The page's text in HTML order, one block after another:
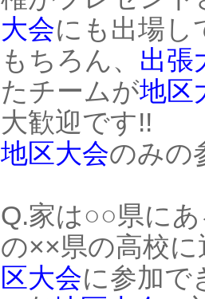
大会にも出場し
もちろん、 出張
たチームが地区
大歓迎です!!
地区大会のみの
Q.家は○○県に
の××県の高校
区大会に参加で